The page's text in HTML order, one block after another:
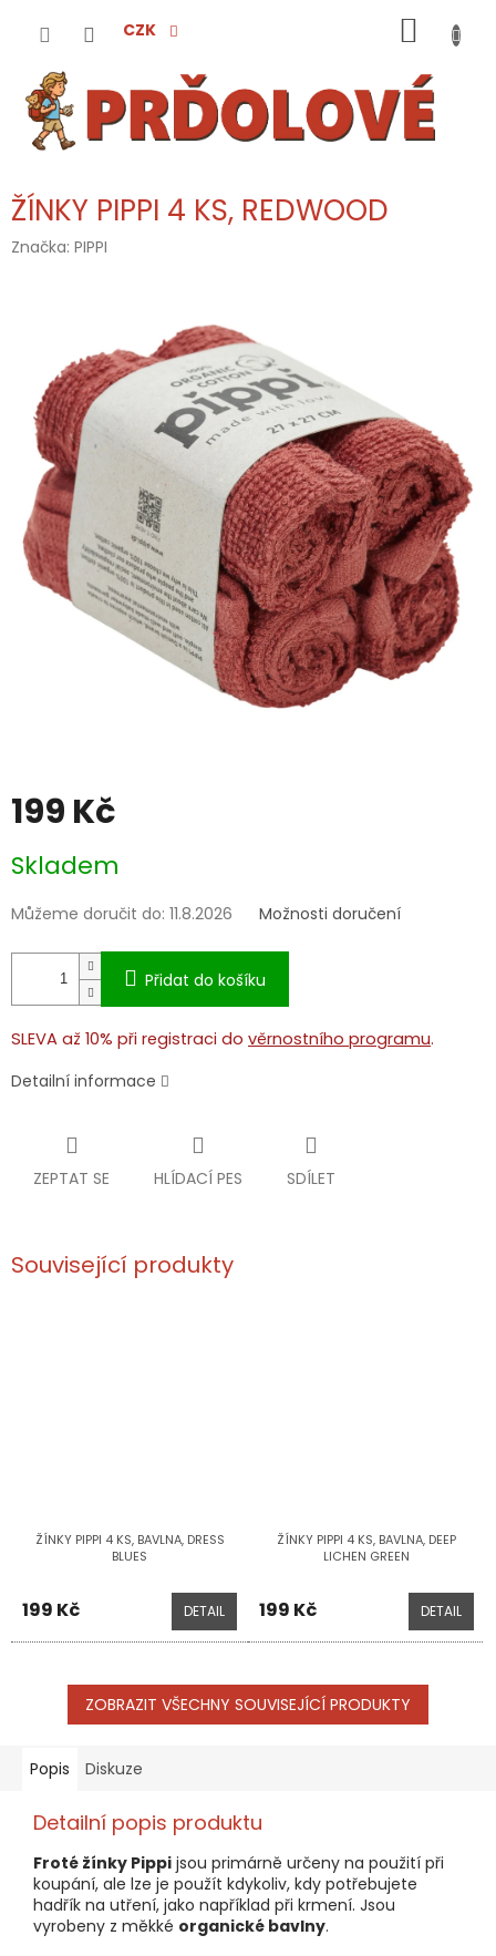
CZK
KOŠÍK
ŽÍNKY PIPPI 4 KS, REDWOOD
Značka: PIPPI
199 Kč
cena:
Skladem
Můžeme doručit do: 11.8.2026 Možnosti doručení
Přidat do košíku
SLEVA až 10% při registraci do věrnostního programu.
Detailní informace
ZEPTAT SE HLÍDACÍ PES SDÍLET
Související produkty
ŽÍNKY PIPPI 4 KS, BAVLNA, DRESS
BLUES
199 Kč DETAIL
ŽÍNKY PIPPI 4 KS, BAVLNA, DEEP
LICHEN GREEN
199 Kč DETAIL
ZOBRAZIT VŠECHNY SOUVISEJÍCÍ PRODUKTY
Popis Diskuze
Detailní popis produktu
Froté žínky Pippi jsou primárně určeny na použití při
koupání, ale lze je použít kdykoliv, kdy potřebujete
hadřík na utření, jako například při krmení. Jsou
vyrobeny z měkké organické bavlny.